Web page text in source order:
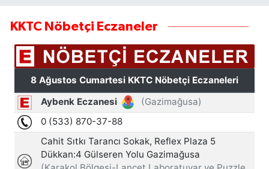
KKTC Nöbetçi Eczaneler